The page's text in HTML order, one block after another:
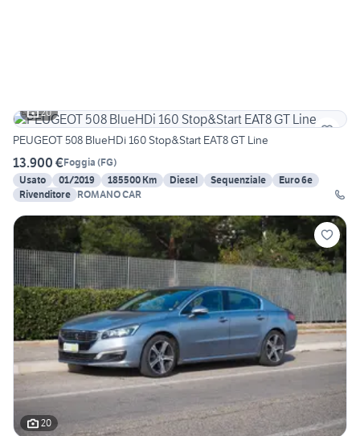
20
PEUGEOT 508 BlueHDi 160 Stop&Start EAT8 GT Line
13.900 €Foggia (FG)
Usato
01/2019 185500 Km Diesel Sequenziale
Euro 6e
Rivenditore ROMANO CAR
20